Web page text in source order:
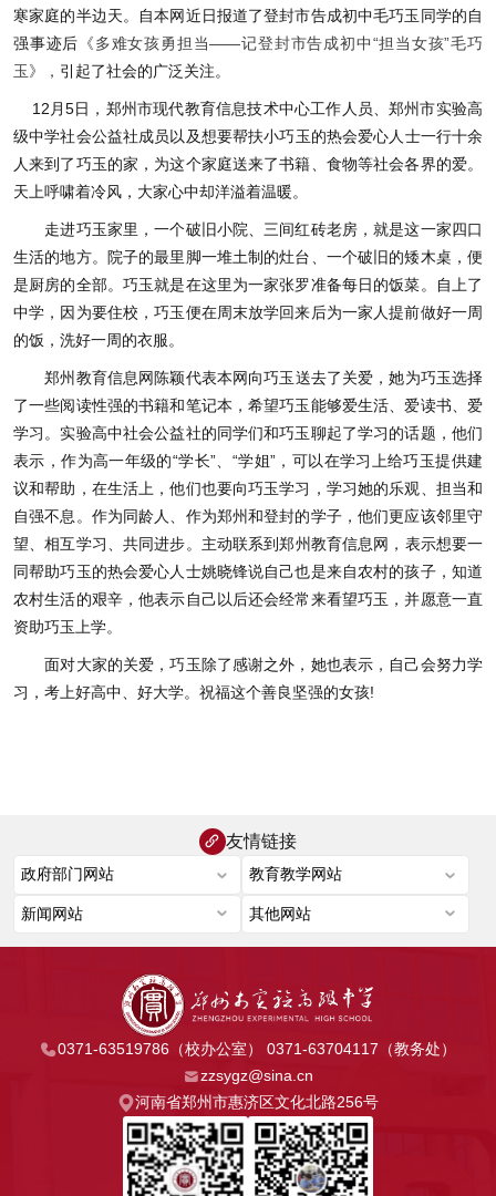
寒家庭的半边天。自本网近日报道了登封市告成初中毛巧玉同学的自
强事迹后 《多难女孩勇担当——记登封市告成初中“担当女孩”毛巧
玉》， 引起了社会的广泛关注。
12月5日，郑州市现代教育信息技术中心工作人员、郑州市实验高
级中学社会公益社成员以及想要帮扶小巧玉的热会爱心人士一行十余
人来到了巧玉的家，为这个家庭送来了书籍、食物等社会各界的爱。
天上呼啸着冷风，大家心中却洋溢着温暖。
走进巧玉家里，一个破旧小院、三间红砖老房，就是这一家四口
生活的地方。院子的最里脚一堆土制的灶台、一个破旧的矮木桌，便
是厨房的全部。巧玉就是在这里为一家张罗准备每日的饭菜。自上了
中学，因为要住校，巧玉便在周末放学回来后为一家人提前做好一周
的饭，洗好一周的衣服。
郑州教育信息网 陈颖代表本网向巧玉送去了关爱，她为巧玉选择
了一些阅读性强的书籍和笔记本，希望巧玉能够爱生活、爱读书、爱
学习。实验高中社会公益社的同学们和巧玉聊起了学习的话题，他们
表示，作为高一年级的“学长”、“学姐”，可以在学习上给巧玉提供建
议和帮助，在生活上，他们也要向巧玉学习，学习她的乐观、担当和
自强不息。作为同龄人、作为郑州和登封的学子，他们更应该邻里守
望、相互学习、共同进步。主动联系到郑州教育信息网 ，表示想要一
同帮助巧玉的热会爱心人士姚晓锋说自己也是来自农村的孩子，知道
农村生活的艰辛，他表示自己以后还会经常来看望巧玉，并愿意一直
资助巧玉上学。
面对大家的关爱，巧玉除了感谢之外，她也表示，自己会努力学
习，考上好高中、好大学。祝福这个善良坚强的女孩!
友情链接
0371-63519786（校办公室） 0371-63704117（教务处）
zzsygz@sina.cn
河南省郑州市惠济区文化北路256号